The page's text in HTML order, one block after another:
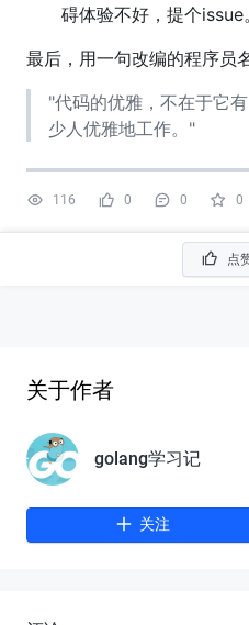
碍体验不好，提个
最后，用一句改编的程序员
"代码的优雅，不在于它
少人优雅地工作。"
116 0 0 0
点
关于作者
golang学习记
关注